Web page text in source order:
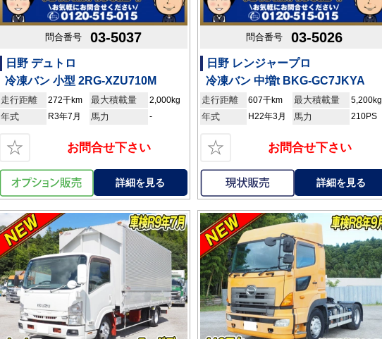
問合番号 03-5037
日野 デュトロ
冷凍バン 小型 2RG-XZU710M
走行距離 272千km 最大積載量 2,000kg
年式 R3年7月 馬力 -
☆ お問合せ下さい
詳細を見る
問合番号 03-5026
日野 レンジャープロ
冷凍バン 中増t BKG-GC7JKYA
走行距離 607千km 最大積載量 5,200kg
年式 H22年3月 馬力 210PS
☆ お問合せ下さい
詳細を見る